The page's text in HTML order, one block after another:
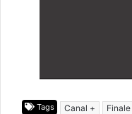
Tags Canal +